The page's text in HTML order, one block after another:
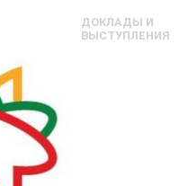
ДОКЛАДЫ И
ВЫСТУПЛЕНИЯ